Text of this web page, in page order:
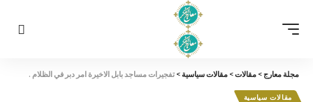
مجلة معارج> مقالات> مقالات سياسية> تفجيرات مساجد بابل الاخيرة امر دبر في الظلام .
مقالات سياسية